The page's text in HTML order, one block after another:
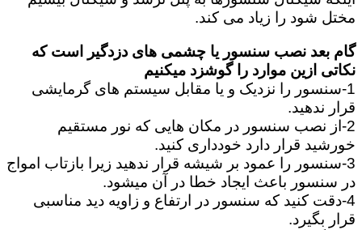
مختل شود را زیاد می کند.
گام بعد نصب سنسور یا چشمی های دزدگیر است که
نکاتی ازین موارد را گوشزد میکنیم
1-سنسور را نزدیک و یا مقابل سیستم های گرمایشی
قرار ندهید.
2-از نصب سنسور در مکان هایی که نور مستقیم
خورشید قرار دارد خودداری کنید.
3-سنسور را عمود بر شیشه قرار ندهید زیرا بازتاب امواج
در سنسور باعث ایجاد خطا در آن میشود.
4-دقت کنید که سنسور در ارتفاع و زاویه دید مناسبی
قرار بگیرد.